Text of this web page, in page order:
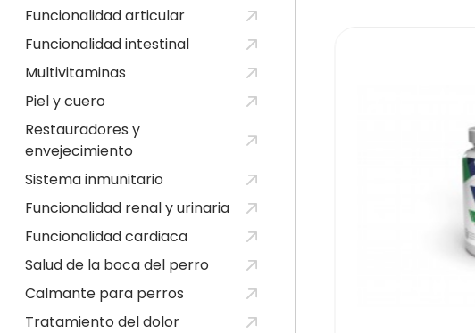
Funcionalidad articular
Funcionalidad intestinal
Multivitaminas
Piel y cuero
Restauradores y
envejecimiento
Sistema inmunitario
Funcionalidad renal y urinaria
Funcionalidad cardiaca
Salud de la boca del perro
Calmante para perros
Tratamiento del dolor